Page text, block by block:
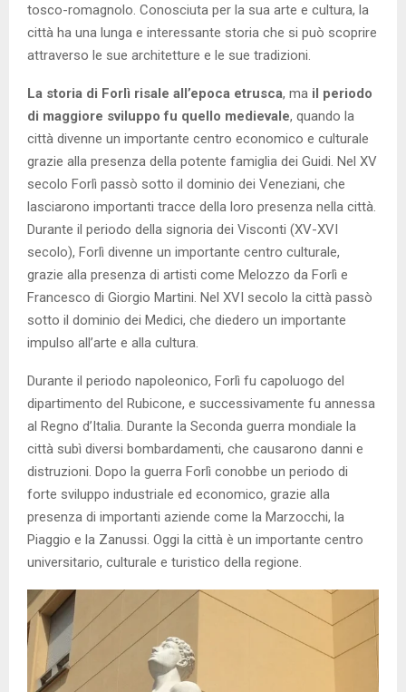
tosco-romagnolo. Conosciuta per la sua arte e cultura, la
città ha una lunga e interessante storia che si può scoprire
attraverso le sue architetture e le sue tradizioni.
La storia di Forlì risale all’epoca etrusca, ma il periodo
di maggiore sviluppo fu quello medievale, quando la
città divenne un importante centro economico e culturale
grazie alla presenza della potente famiglia dei Guidi. Nel XV
secolo Forlì passò sotto il dominio dei Veneziani, che
lasciarono importanti tracce della loro presenza nella città.
Durante il periodo della signoria dei Visconti (XV-XVI
secolo), Forlì divenne un importante centro culturale,
grazie alla presenza di artisti come Melozzo da Forlì e
Francesco di Giorgio Martini. Nel XVI secolo la città passò
sotto il dominio dei Medici, che diedero un importante
impulso all’arte e alla cultura.
Durante il periodo napoleonico, Forlì fu capoluogo del
dipartimento del Rubicone, e successivamente fu annessa
al Regno d’Italia. Durante la Seconda guerra mondiale la
città subì diversi bombardamenti, che causarono danni e
distruzioni. Dopo la guerra Forlì conobbe un periodo di
forte sviluppo industriale ed economico, grazie alla
presenza di importanti aziende come la Marzocchi, la
Piaggio e la Zanussi. Oggi la città è un importante centro
universitario, culturale e turistico della regione.